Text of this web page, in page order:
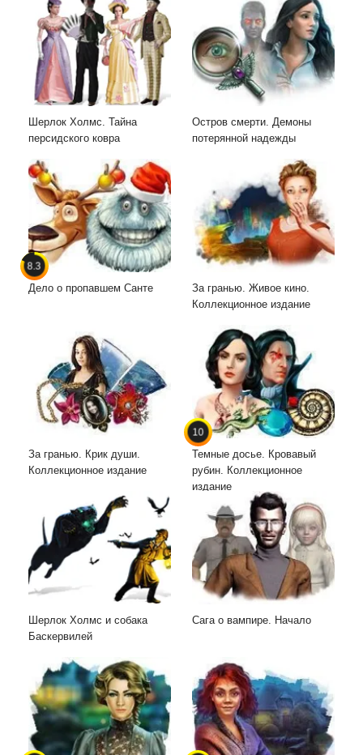
Шерлок Холмс. Тайна
персидского ковра
Остров смерти. Демоны
потерянной надежды
8.3
Дело о пропавшем Санте
За гранью. Живое кино.
Коллекционное издание
За гранью. Крик души.
Коллекционное издание
10
Темные досье. Кровавый
рубин. Коллекционное
издание
Шерлок Холмс и собака
Баскервилей
Сага о вампире. Начало